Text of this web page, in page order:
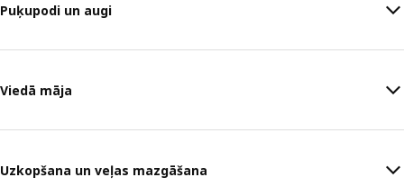
Puķupodi un augi
Viedā māja
Uzkopšana un veļas mazgāšana